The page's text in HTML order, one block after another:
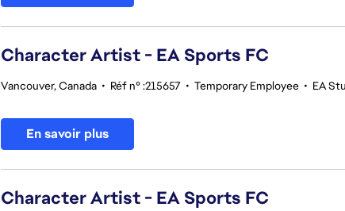
Character Artist - EA Sports FC
Vancouver, Canada • Réf n° :215657 • Temporary Employee • EA
En savoir plus
Character Artist - EA Sports FC